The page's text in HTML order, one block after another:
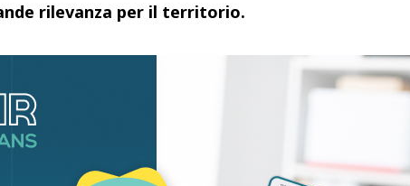
rilevanza per il territorio.
ha incaricato gli uffici
attivamente alla predisposizione di un’adeguata
con gli altri enti coinvolti, al fine di valutare la
al
e della sicurezza energetica, che ha espresso